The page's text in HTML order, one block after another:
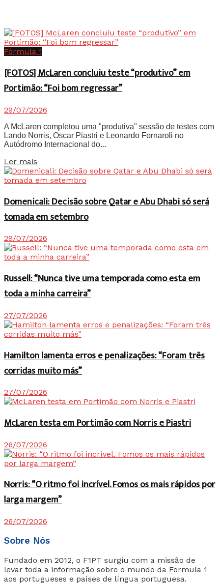
Fórmula 1
[FOTOS] McLaren concluiu teste “produtivo” em
Portimão: “Foi bom regressar”
29/07/2026
A McLaren completou uma "produtiva" sessão de testes com
Lando Norris, Oscar Piastri e Leonardo Fornaroli no
Autódromo Internacional do...
Ler mais
Domenicali: Decisão sobre Qatar e Abu Dhabi só será
tomada em setembro
29/07/2026
Russell: “Nunca tive uma temporada como esta em
toda a minha carreira”
27/07/2026
Hamilton lamenta erros e penalizações: “Foram três
corridas muito más”
27/07/2026
McLaren testa em Portimão com Norris e Piastri
26/07/2026
Norris: “O ritmo foi incrível. Fomos os mais rápidos por
larga margem”
26/07/2026
Sobre Nós
Fundado em 2012, o F1PT surgiu com a missão de
levar toda a informação sobre o mundo da Formula 1
aos portugueses e países de língua portuguesa.